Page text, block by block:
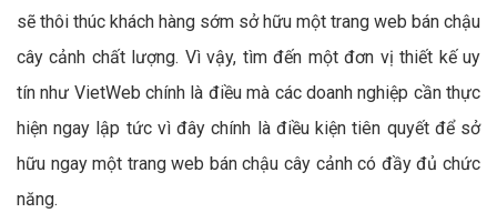
sẽ thôi thúc khách hàng sớm sở hữu một trang web bán chậu
cây cảnh chất lượng. Vì vậy, tìm đến một đơn vị thiết kế uy
tín như VietWeb chính là điều mà các doanh nghiệp cần thực
hiện ngay lập tức vì đây chính là điều kiện tiên quyết để sở
hữu ngay một trang web bán chậu cây cảnh có đầy đủ chức
năng.